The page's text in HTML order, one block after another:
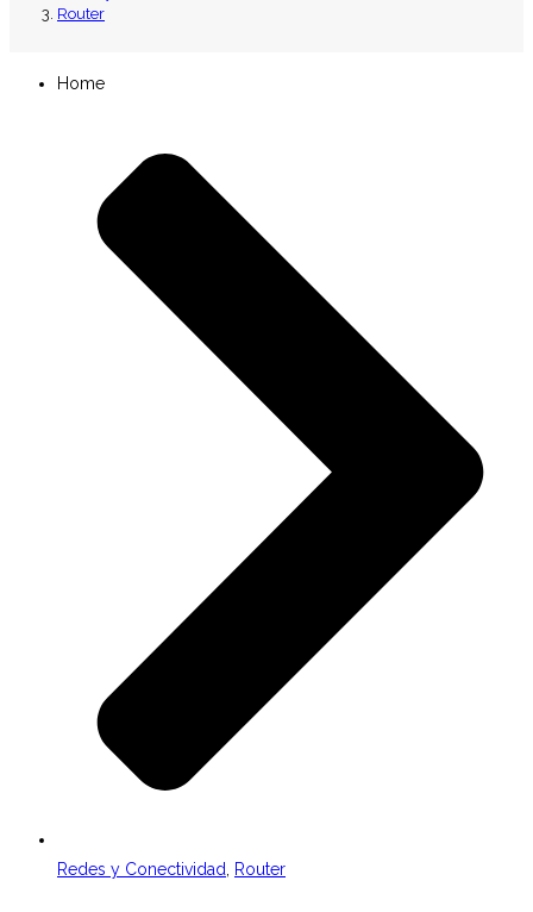
Router
Home
Redes y Conectividad, Router